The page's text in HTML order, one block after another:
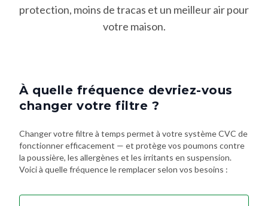
protection, moins de tracas et un meilleur air pour
votre maison.
À quelle fréquence devriez-vous
changer votre filtre ?
Changer votre filtre à temps permet à votre système CVC de
fonctionner efficacement — et protège vos poumons contre
la poussière, les allergènes et les irritants en suspension.
Voici à quelle fréquence le remplacer selon vos besoins :